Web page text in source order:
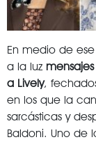
En medio de
a la luz mensajes
a Lively,
en los que la
sarcásticas y
Baldoni. Uno de